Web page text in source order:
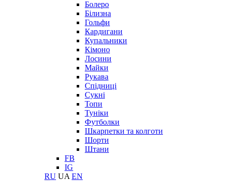
Болеро
Білизна
Гольфи
Кардигани
Купальники
Кімоно
Лосини
Майки
Рукава
Спідниці
Сукні
Топи
Туніки
Футболки
Шкарпетки та колготи
Шорти
Штани
FB
IG
RU UA EN